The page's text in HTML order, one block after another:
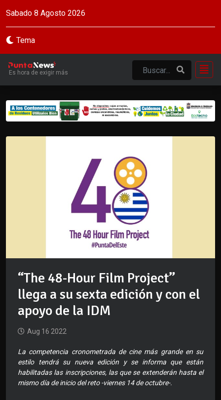
Sabado 8 Agosto 2026
Tema
Es hora de exigir más
“The 48-Hour Film Project”
llega a su sexta edición y con el
apoyo de la IDM
Aug 16 2022
La competencia cronometrada de cine más grande en su
estilo tendrá su nueva edición y se informa que están
habilitadas las inscripciones, las que se extenderán hasta el
mismo día de inicio del reto -viernes 14 de octubre-.